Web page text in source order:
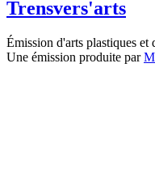
Trensvers'arts
Émission d'arts plastiques et
Une émission produite par